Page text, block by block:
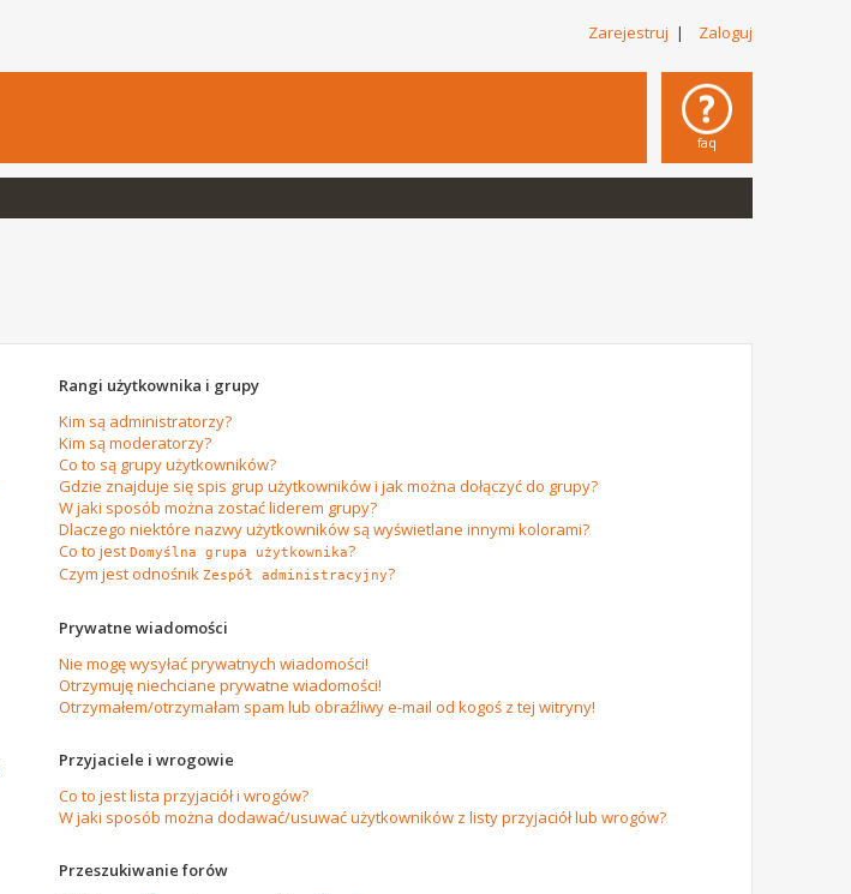
Zarejestruj | Zaloguj
faq
Rangi użytkownika i grupy
Kim są administratorzy?
Kim są moderatorzy?
Co to są grupy użytkowników?
Gdzie znajduje się spis grup użytkowników i jak można dołączyć do grupy?
W jaki sposób można zostać liderem grupy?
Dlaczego niektóre nazwy użytkowników są wyświetlane innymi kolorami?
Co to jest Domyślna grupa użytkownika?
Czym jest odnośnik Zespół administracyjny?
Prywatne wiadomości
Nie mogę wysyłać prywatnych wiadomości!
Otrzymuję niechciane prywatne wiadomości!
Otrzymałem/otrzymałam spam lub obraźliwy e-mail od kogoś z tej witryny!
Przyjaciele i wrogowie
Co to jest lista przyjaciół i wrogów?
W jaki sposób można dodawać/usuwać użytkowników z listy przyjaciół lub wrogów?
Przeszukiwanie forów